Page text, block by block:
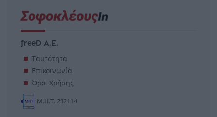
freeD Α.Ε.
Ταυτότητα
Επικοινωνία
Όροι Χρήσης
Μ.Η.Τ. 232114